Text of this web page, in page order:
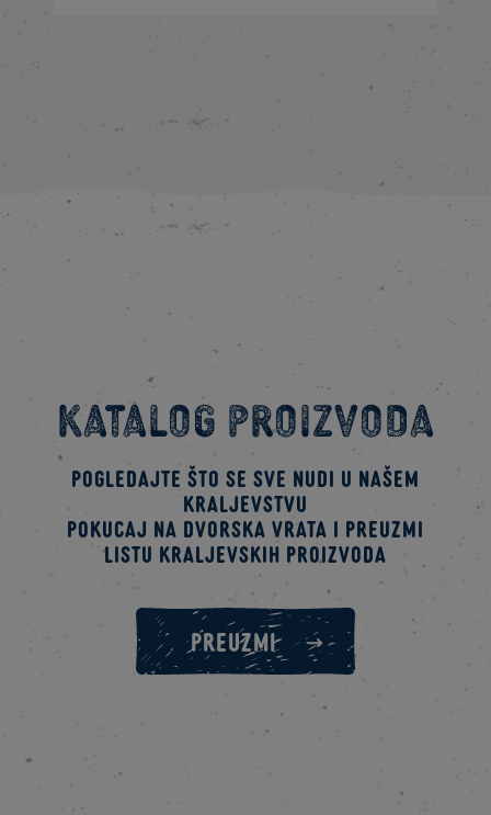
Katalog proizvoda
Pogledajte što se sve nudi u našem
kraljevstvu
Pokucaj na dvorska vrata i preuzmi
listu kraljevskih proizvoda
PREUZMI